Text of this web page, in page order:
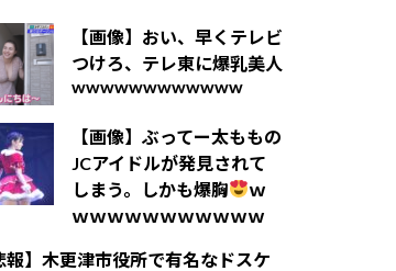
【画像】おい、早くテレビ
つけろ、テレ東に爆乳美人
wwwwwwwwwwww
【画像】ぶってー太ももの
JCアイドルが発見されて
しまう。しかも爆胸
ｗ
ｗｗｗｗｗｗｗｗｗｗｗ
報】木更津市役所で有名なドスケ